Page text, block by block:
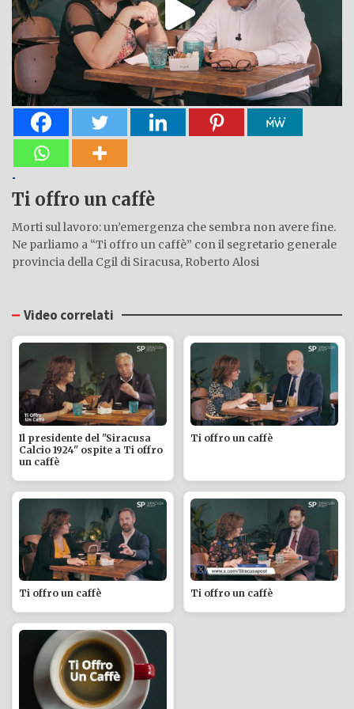
-
Ti offro un caffè
Morti sul lavoro: un’emergenza che sembra non avere fine.
Ne parliamo a “Ti offro un caffè” con il segretario generale
provincia della Cgil di Siracusa, Roberto Alosi
Video correlati
Il presidente del "Siracusa
Calcio 1924" ospite a Ti offro
un caffè
Ti offro un caffè
Ti offro un caffè Ti offro un caffè